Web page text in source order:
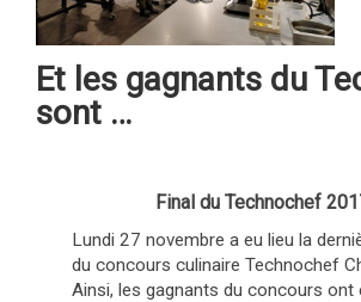
Et les gagnants du
sont …
Final du Technochef
Lundi 27 novembre a eu lieu la
du concours culinaire Technochef
Ainsi, les gagnants du concours ont